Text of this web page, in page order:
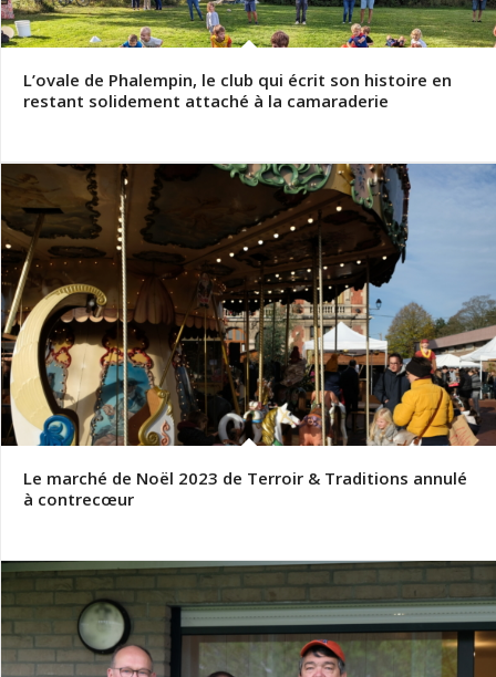
L’ovale de Phalempin, le club qui écrit son histoire en
restant solidement attaché à la camaraderie
Le marché de Noël 2023 de Terroir & Traditions annulé
à contrecœur